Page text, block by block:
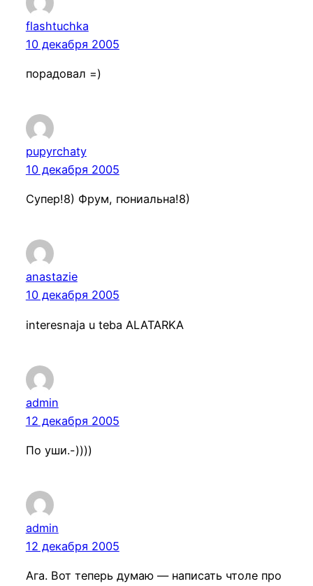
flashtuchka
10 декабря 2005
порадовал =)
pupyrchaty
10 декабря 2005
Супер!8) Фрум, гюниальна!8)
anastazie
10 декабря 2005
interesnaja u teba ALATARKA
admin
12 декабря 2005
По уши.-))))
admin
12 декабря 2005
Ага. Вот теперь думаю — написать чтоле про